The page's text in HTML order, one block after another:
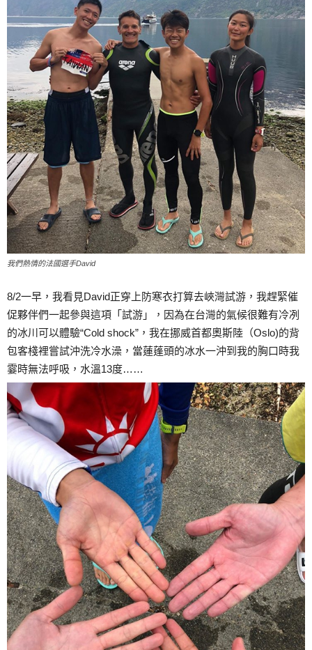
我們熱情的法國選手David
8/2一早，我看見David正穿上防寒衣打算去峽灣試游，我趕緊催
促夥伴們一起參與這項「試游」，因為在台灣的氣候很難有冷冽
的冰川可以體驗“Cold shock”，我在挪威首都奧斯陸（Oslo)的背
包客棧裡嘗試沖洗冷水澡，當蓮蓬頭的冰水一沖到我的胸口時我
霎時無法呼吸，水溫13度……